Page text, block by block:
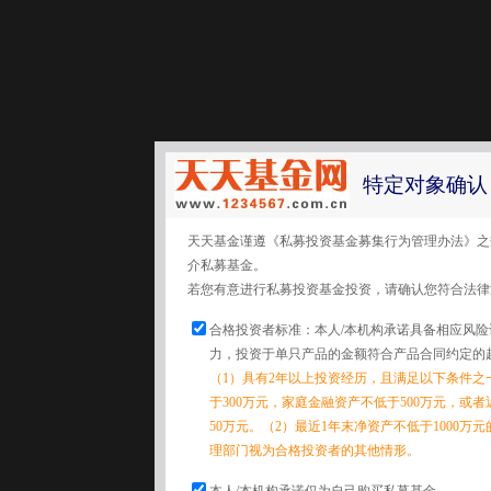
特定对象确认
天天基金谨遵《私募投资基金募集行为管理办法》
介私募基金。
若您有意进行私募投资基金投资，请确认您符合法
合格投资者标准：本人/本机构承诺具备相应风
力，投资于单只产品的金额符合产品合同约定的
（1）具有2年以上投资经历，且满足以下条件
于300万元，家庭金融资产不低于500万元，或
50万元。（2）最近1年末净资产不低于1000万
理部门视为合格投资者的其他情形。